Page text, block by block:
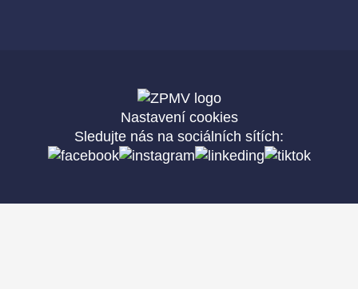
Nastavení cookies
Sledujte nás na sociálních sítích: